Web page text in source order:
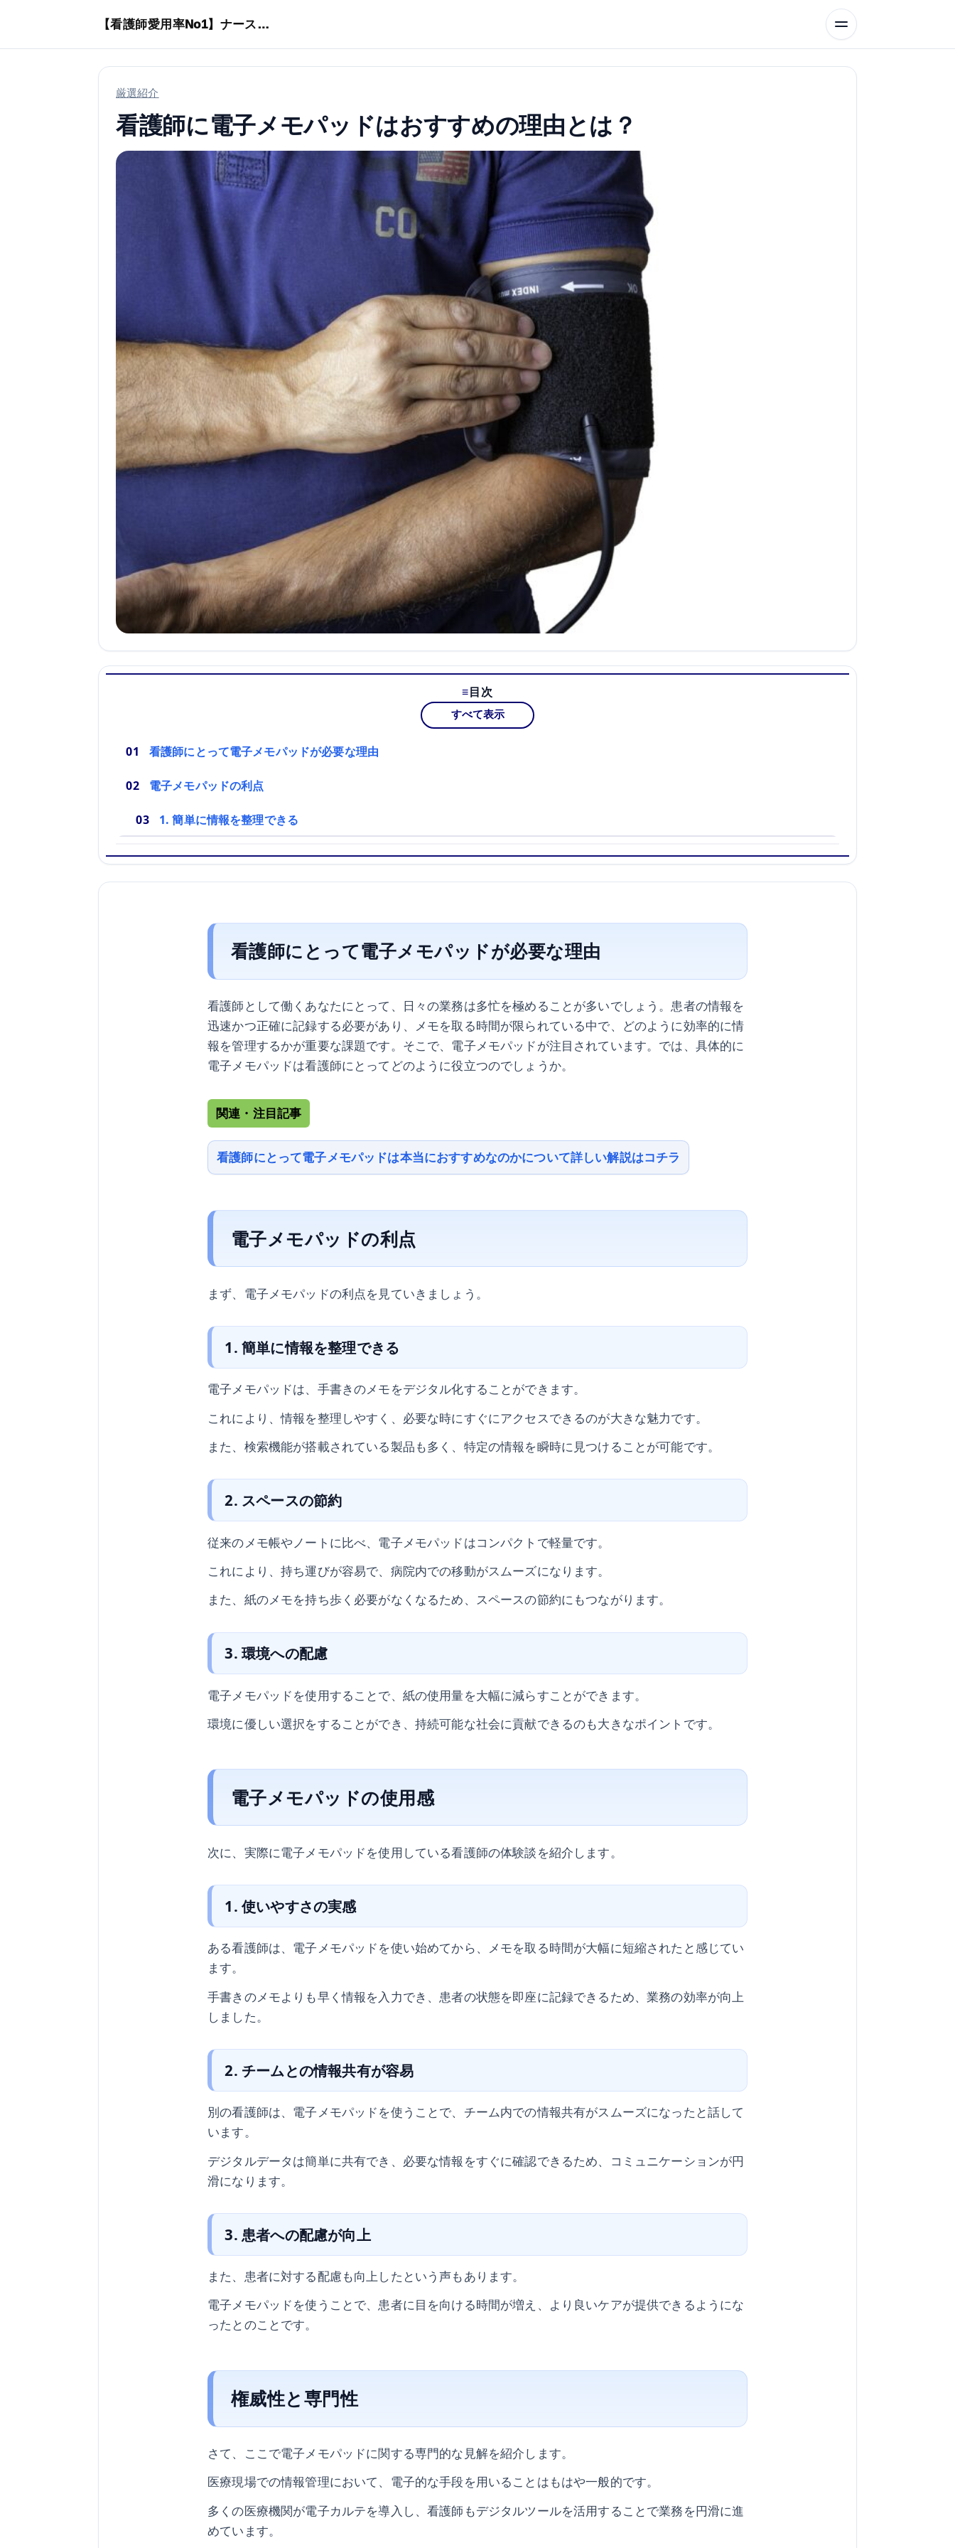
【看護師愛用率No1】ナースリーで人気の商品はコレ
厳選紹介
看護師に電子メモパッドはおすすめの理由とは？
目次
すべて表示
看護師にとって電子メモパッドが必要な理由
電子メモパッドの利点
1. 簡単に情報を整理できる
看護師にとって電子メモパッドが必要な理由
看護師として働くあなたにとって、日々の業務は多忙を極めることが多いでしょう。患者の情報を
迅速かつ正確に記録する必要があり、メモを取る時間が限られている中で、どのように効率的に情
報を管理するかが重要な課題です。そこで、電子メモパッドが注目されています。では、具体的に
電子メモパッドは看護師にとってどのように役立つのでしょうか。
関連・注目記事
看護師にとって電子メモパッドは本当におすすめなのかについて詳しい解説はコチラ
電子メモパッドの利点
まず、電子メモパッドの利点を見ていきましょう。
1. 簡単に情報を整理できる
電子メモパッドは、手書きのメモをデジタル化することができます。
これにより、情報を整理しやすく、必要な時にすぐにアクセスできるのが大きな魅力です。
また、検索機能が搭載されている製品も多く、特定の情報を瞬時に見つけることが可能です。
2. スペースの節約
従来のメモ帳やノートに比べ、電子メモパッドはコンパクトで軽量です。
これにより、持ち運びが容易で、病院内での移動がスムーズになります。
また、紙のメモを持ち歩く必要がなくなるため、スペースの節約にもつながります。
3. 環境への配慮
電子メモパッドを使用することで、紙の使用量を大幅に減らすことができます。
環境に優しい選択をすることができ、持続可能な社会に貢献できるのも大きなポイントです。
電子メモパッドの使用感
次に、実際に電子メモパッドを使用している看護師の体験談を紹介します。
1. 使いやすさの実感
ある看護師は、電子メモパッドを使い始めてから、メモを取る時間が大幅に短縮されたと感じてい
ます。
手書きのメモよりも早く情報を入力でき、患者の状態を即座に記録できるため、業務の効率が向上
しました。
2. チームとの情報共有が容易
別の看護師は、電子メモパッドを使うことで、チーム内での情報共有がスムーズになったと話して
います。
デジタルデータは簡単に共有でき、必要な情報をすぐに確認できるため、コミュニケーションが円
滑になります。
3. 患者への配慮が向上
また、患者に対する配慮も向上したという声もあります。
電子メモパッドを使うことで、患者に目を向ける時間が増え、より良いケアが提供できるようにな
ったとのことです。
権威性と専門性
さて、ここで電子メモパッドに関する専門的な見解を紹介します。
医療現場での情報管理において、電子的な手段を用いることはもはや一般的です。
多くの医療機関が電子カルテを導入し、看護師もデジタルツールを活用することで業務を円滑に進
めています。